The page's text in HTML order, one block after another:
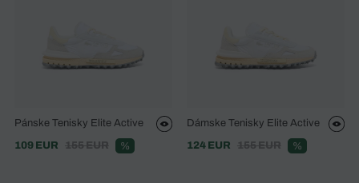
Pánske Tenisky Elite Active
109 EUR
155 EUR %
Dámske Tenisky Elite Active
124 EUR
155 EUR %